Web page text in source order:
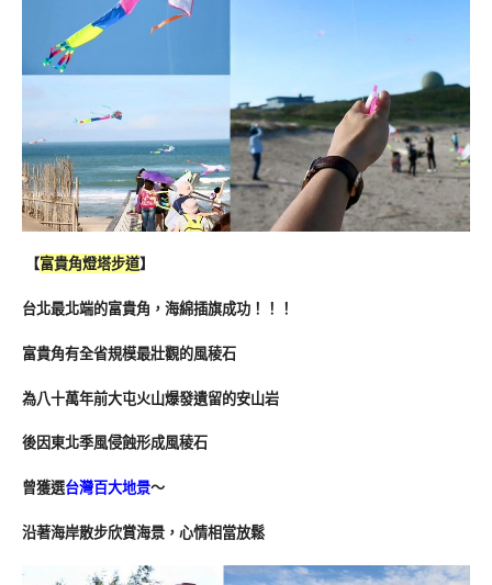
【富貴角燈塔步道】
台北最北端的富貴角，海綿插旗成功！！！
富貴角有全省規模最壯觀的風稜石
為八十萬年前大屯火山爆發遺留的安山岩
後因東北季風侵蝕形成風稜石
曾獲選台灣百大地景～
沿著海岸散步欣賞海景，心情相當放鬆